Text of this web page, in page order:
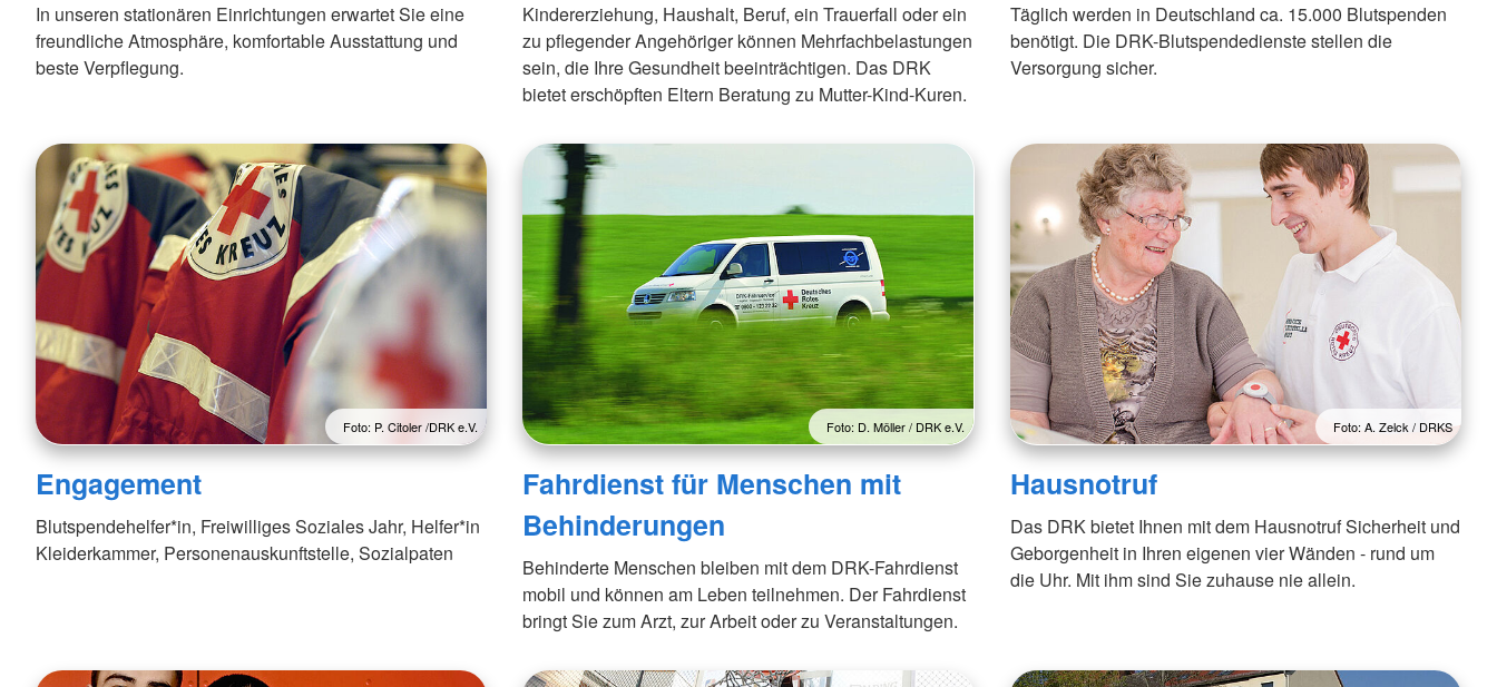
In unseren stationären Einrichtungen erwartet Sie eine
freundliche Atmosphäre, komfortable Ausstattung und
beste Verpflegung.
Kindererziehung, Haushalt, Beruf, ein Trauerfall oder ein
zu pflegender Angehöriger können Mehrfachbelastungen
sein, die Ihre Gesundheit beeinträchtigen. Das DRK
bietet erschöpften Eltern Beratung zu Mutter-Kind-Kuren.
Täglich werden in Deutschland ca. 15.000 Blutspenden
benötigt. Die DRK-Blutspendedienste stellen die
Versorgung sicher.
Foto: P. Citoler /DRK e.V.
Engagement
Blutspendehelfer*in, Freiwilliges Soziales Jahr, Helfer*in
Kleiderkammer, Personenauskunftstelle, Sozialpaten
Foto: D. Möller / DRK e.V.
Fahrdienst für Menschen mit
Behinderungen
Behinderte Menschen bleiben mit dem DRK-Fahrdienst
mobil und können am Leben teilnehmen. Der Fahrdienst
bringt Sie zum Arzt, zur Arbeit oder zu Veranstaltungen.
Foto: A. Zelck / DRKS
Hausnotruf
Das DRK bietet Ihnen mit dem Hausnotruf Sicherheit und
Geborgenheit in Ihren eigenen vier Wänden - rund um
die Uhr. Mit ihm sind Sie zuhause nie allein.